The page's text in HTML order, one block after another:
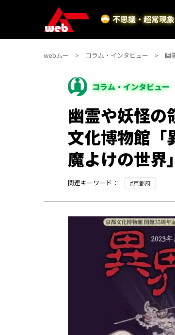
不思議・超常現象
webムー コラム・インタビュー 幽
コラム・インタビュー
幽霊や妖怪
文化博物館「
魔よけの世界」
関連キーワード： 京都府